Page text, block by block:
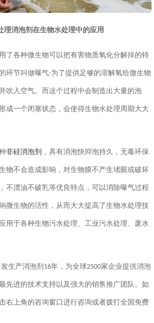
理消泡剂在生物水处理中的应用
了各种微生物可以把有害物质氧化分解掉的特
环节叫做曝气-为了提供足够的溶解氧给微生物
吹入空气。而这个过程中会制造出大量的泡
成一个闭塞状态，会使得生物水处理周期大大
非硅消泡剂 ，具有消泡快抑泡持久，无毒环保
物不会造成影响，对生物膜不产生堵眼或破坏
不漂油不破乳等优良特点，可以消除曝气过程
微生物的活性，从而大大提高了生物水处理技
用于各种生物污水处理、工业污水处理、废水
生产消泡剂 16年，为全球2500家企业提供消泡
先进的技术支持以及强大的销售推广团队。如
右上角的咨询窗口进行咨询或者拨打全国免费